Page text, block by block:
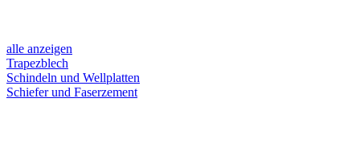
alle anzeigen
Trapezblech
Schindeln und Wellplatten
Schiefer und Faserzement